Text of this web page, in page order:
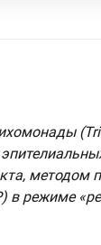
методом
в режиме